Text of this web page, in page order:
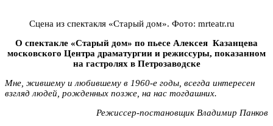
Сцена из спектакля «Старый дом». Фото: mrteatr.ru
О спектакле «Старый дом» по пьесе Алексея Казанцева
московского Центра драматургии и режиссуры, показанном
на гастролях в Петрозаводске
Мне, жившему и любившему в 1960-е годы, всегда интересен
взгляд людей, рожденных позже, на нас тогдашних.
Режиссер-постановщик Владимир Панков